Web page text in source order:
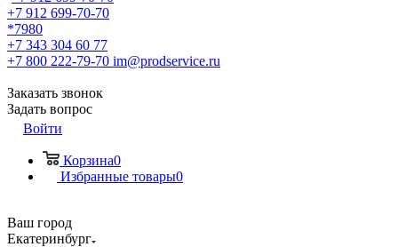
+7 912 699-70-70
*7980
+7 343 304 60 77
+7 800 222-79-70 im@prodservice.ru
Заказать звонок
Задать вопрос
Войти
Корзина0
Избранные товары0
Ваш город
Екатеринбург